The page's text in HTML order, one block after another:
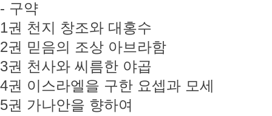
- 구약
1권 천지 창조와 대홍수
2권 믿음의 조상 아브라함
3권 천사와 씨름한 야곱
4권 이스라엘을 구한 요셉과 모세
5권 가나안을 향하여